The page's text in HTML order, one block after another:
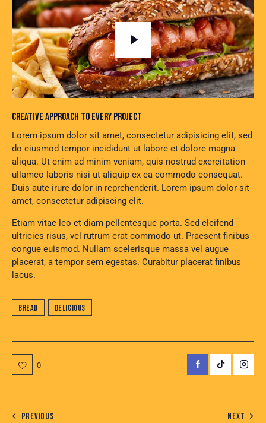
CREATIVE APPROACH TO EVERY PROJECT
Lorem ipsum dolor sit amet, consectetur adipisicing elit, sed
do eiusmod tempor incididunt ut labore et dolore magna
aliqua. Ut enim ad minim veniam, quis nostrud exercitation
ullamco laboris nisi ut aliquip ex ea commodo consequat.
Duis aute irure dolor in reprehenderit. Lorem ipsum dolor sit
amet, consectetur adipiscing elit.
Etiam vitae leo et diam pellentesque porta. Sed eleifend
ultricies risus, vel rutrum erat commodo ut. Praesent finibus
congue euismod. Nullam scelerisque massa vel augue
placerat, a tempor sem egestas. Curabitur placerat finibus
lacus.
Bread Delicious
0
PREVIOUS NEXT